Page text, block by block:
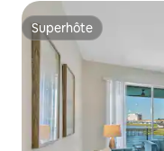
Superhôte
Superhôte